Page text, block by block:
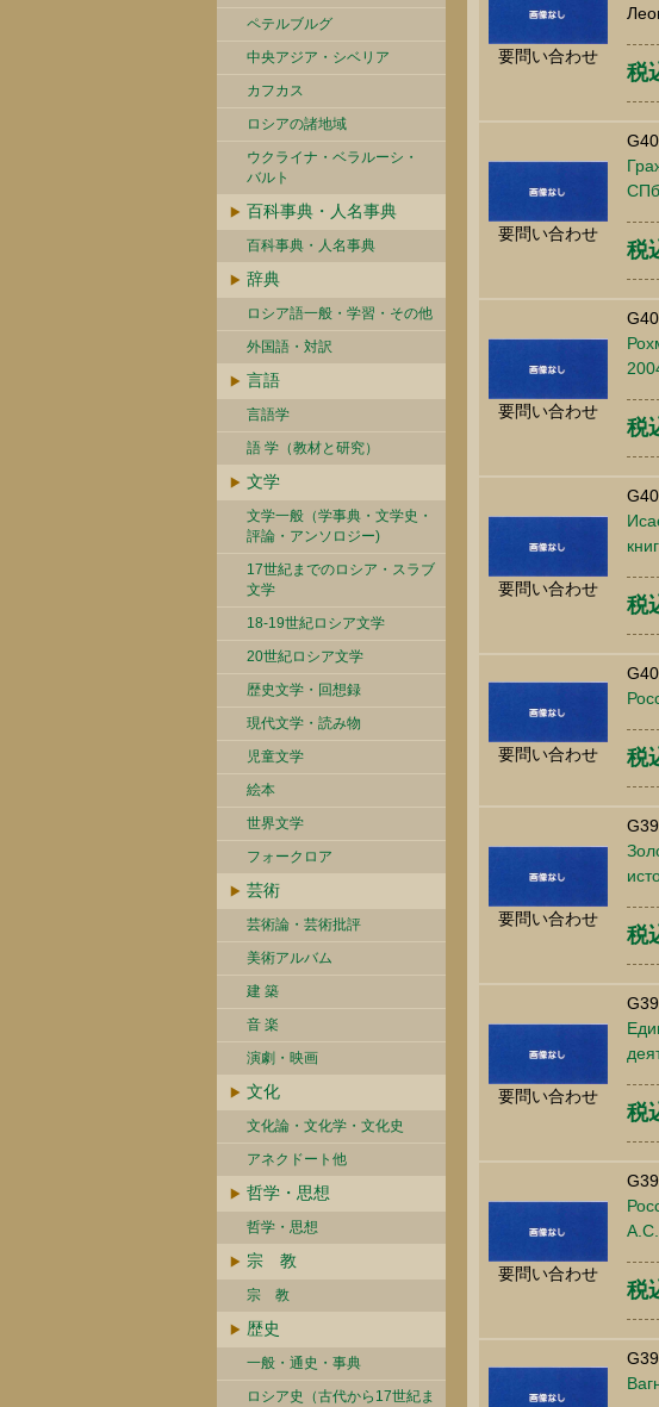
ペテルブルグ
中央アジア・シベリア
カフカス
ロシアの諸地域
ウクライナ・ベラルーシ・
バルト
百科事典・人名事典
百科事典・人名事典
辞典
ロシア語一般・学習・その他
外国語・対訳
言語
言語学
語 学（教材と研究）
文学
文学一般（学事典・文学史・
評論・アンソロジー)
17世紀までのロシア・スラブ
文学
18-19世紀ロシア文学
20世紀ロシア文学
歴史文学・回想録
現代文学・読み物
児童文学
絵本
世界文学
フォークロア
芸術
芸術論・芸術批評
美術アルバム
建 築
音 楽
演劇・映画
文化
文化論・文化学・文化史
アネクドート他
哲学・思想
哲学・思想
宗 教
宗 教
歴史
一般・通史・事典
ロシア史（古代から17世紀ま
要問い合わせ
税
要問い合わせ
税
要問い合わせ
税
要問い合わせ
税
要問い合わせ 税
要問い合わせ
税
要問い合わせ
税
要問い合わせ
税